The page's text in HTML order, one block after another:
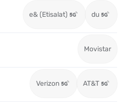
e& (Etisalat) du
Movistar
Verizon AT&T